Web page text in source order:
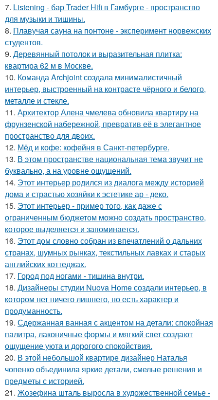
7. Listening - бар Trader Hifi в Гамбурге - пространство
для музыки и тишины.
8. Плавучая сауна на понтоне - эксперимент норвежских
студентов.
9. Деревянный потолок и выразительная плитка:
квартира 62 м в Москве.
10. Команда Archjoint создала минималистичный
интерьер, выстроенный на контрасте чёрного и белого,
металле и стекле.
11. Архитектор Алена чмелева обновила квартиру на
фрунзенской набережной, превратив её в элегантное
пространство для двоих.
12. Мёд и кофе: кофейня в Санкт-петербурге.
13. В этом пространстве национальная тема звучит не
буквально, а на уровне ощущений.
14. Этот интерьер родился из диалога между историей
дома и страстью хозяйки к эстетике ар - деко.
15. Этот интерьер - пример того, как даже с
ограниченным бюджетом можно создать пространство,
которое выделяется и запоминается.
16. Этот дом словно собран из впечатлений о дальних
странах, шумных рынках, текстильных лавках и старых
английских коттеджах.
17. Город под ногами - тишина внутри.
18. Дизайнеры студии Nuova Home создали интерьер, в
котором нет ничего лишнего, но есть характер и
продуманность.
19. Сдержанная ванная с акцентом на детали: спокойная
палитра, лаконичные формы и мягкий свет создают
ощущение уюта и дорогого спокойствия.
20. В этой небольшой квартире дизайнер Наталья
чопенко объединила яркие детали, смелые решения и
предметы с историей.
21. Жозефина шталь выросла в художественной семье -